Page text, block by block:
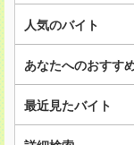
人気のバイト
あなたへのおすす
最近見たバイト